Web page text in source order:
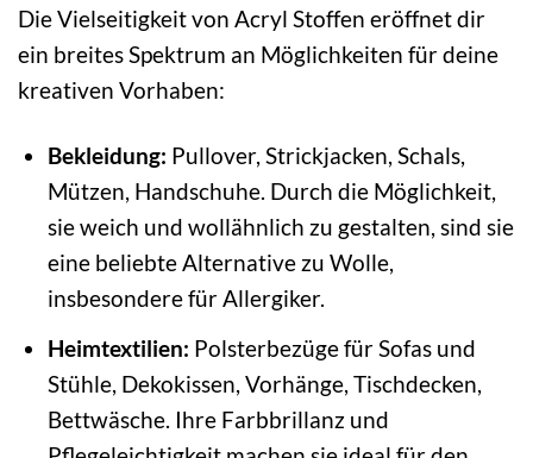
Die Vielseitigkeit von Acryl Stoffen eröffnet dir
ein breites Spektrum an Möglichkeiten für deine
kreativen Vorhaben:
Bekleidung: Pullover, Strickjacken, Schals,
Mützen, Handschuhe. Durch die Möglichkeit,
sie weich und wollähnlich zu gestalten, sind sie
eine beliebte Alternative zu Wolle,
insbesondere für Allergiker.
Heimtextilien: Polsterbezüge für Sofas und
Stühle, Dekokissen, Vorhänge, Tischdecken,
Bettwäsche. Ihre Farbbrillanz und